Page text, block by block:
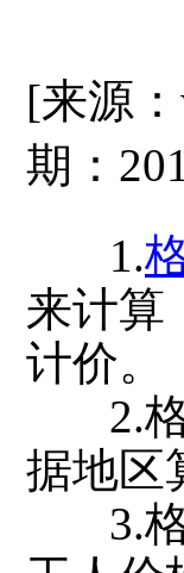
[来源
期：
1.
来计算
计价。
2.格
据地区
3.格